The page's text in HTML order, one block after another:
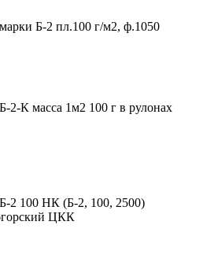
Б-2 пл.100 г/м2, ф.1050
2-К масса 1м2 100 г в рулонах
2 100 НК (Б-2, 100, 2500)
ЦКК